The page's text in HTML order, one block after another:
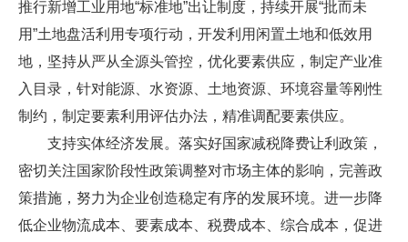
推行新增工业用地“标准地”出让制度，持续开展“批而未
用”土地盘活利用专项行动，开发利用闲置土地和低效用
地，坚持从严从全源头管控，优化要素供应，制定产业准
入目录，针对能源、水资源、土地资源、环境容量等刚性
制约，制定要素利用评估办法，精准调配要素供应。
支持实体经济发展。落实好国家减税降费让利政策，
密切关注国家阶段性政策调整对市场主体的影响，完善政
策措施，努力为企业创造稳定有序的发展环境。进一步降
低企业物流成本、要素成本、税费成本、综合成本，促进